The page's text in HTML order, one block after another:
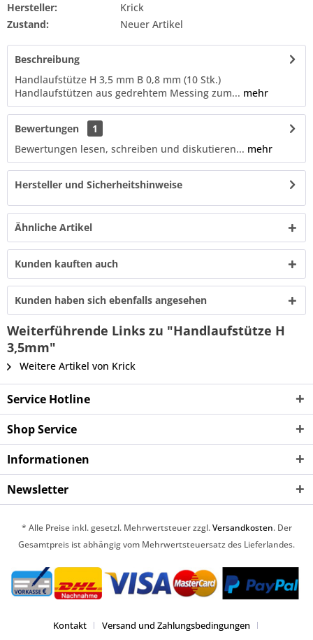
Hersteller:
Krick
Zustand:
Neuer Artikel
Beschreibung
Handlaufstütze H 3,5 mm B 0,8 mm (10 Stk.)
Handlaufstützen aus gedrehtem Messing zum... mehr
Bewertungen
1
Bewertungen lesen, schreiben und diskutieren... mehr
Hersteller und Sicherheitshinweise
Ähnliche Artikel
Kunden kauften auch
Kunden haben sich ebenfalls angesehen
Weiterführende Links zu "Handlaufstütze H
3,5mm"
Weitere Artikel von Krick
Service Hotline
Shop Service
Informationen
Newsletter
* Alle Preise inkl. gesetzl. Mehrwertsteuer zzgl.Versandkosten. Der
Gesamtpreis ist abhängig vom Mehrwertsteuersatz des Lieferlandes.
Kontakt Versand und Zahlungsbedingungen